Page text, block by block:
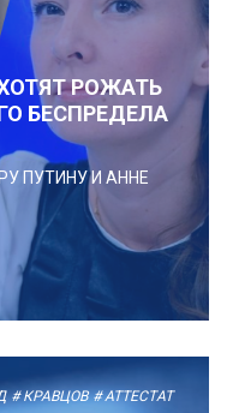
РОЖАТЬ
БЕСПРЕДЕЛА
ПУТИНУ И АННЕ
# КРАВЦОВ # АТТЕСТАТ